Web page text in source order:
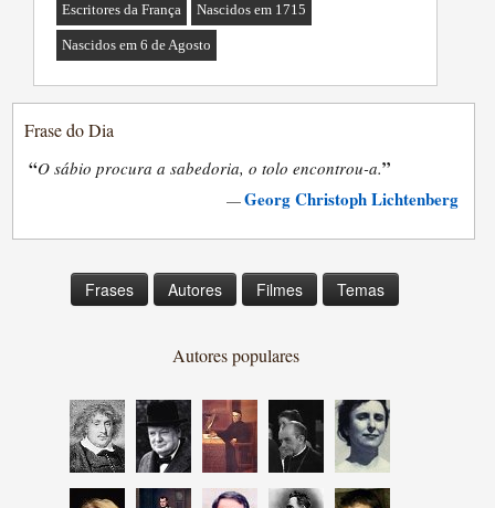
Escritores da França Nascidos em 1715
Nascidos em 6 de Agosto
Frase do Dia
“O sábio procura a sabedoria, o tolo encontrou-a.”
—Georg Christoph Lichtenberg
Frases Autores Filmes Temas
Autores populares